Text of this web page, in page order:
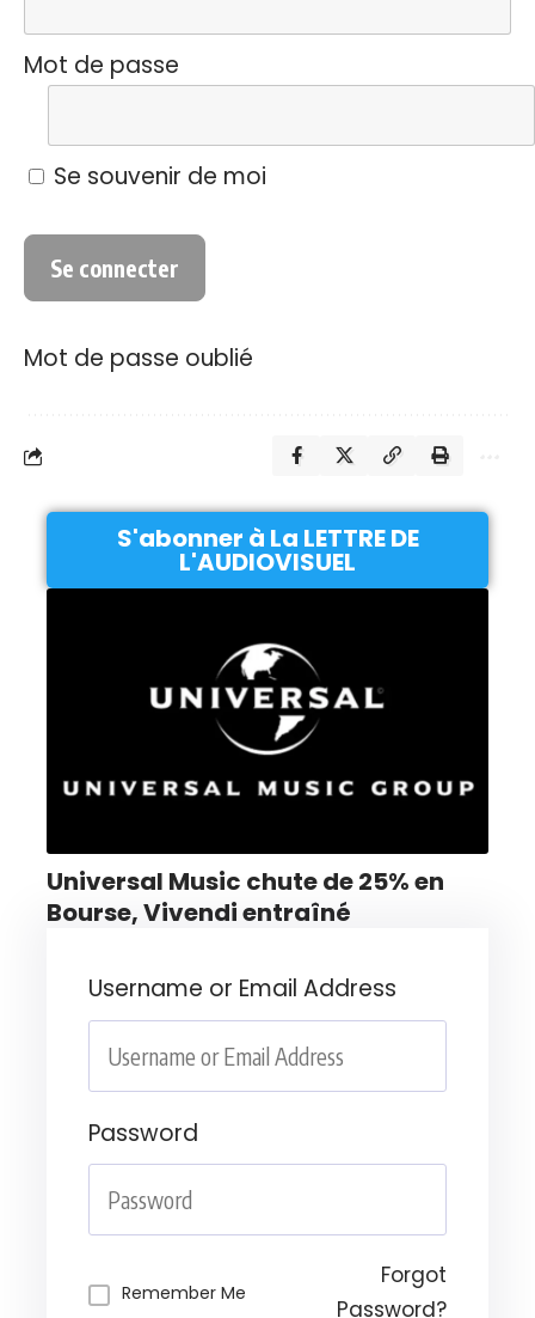
Mot de passe
Se souvenir de moi
Mot de passe oublié
S'abonner à La LETTRE DE
L'AUDIOVISUEL
Universal Music chute de 25% en
Bourse, Vivendi entraîné
Username or Email Address
Password
Remember Me
Forgot
Password?